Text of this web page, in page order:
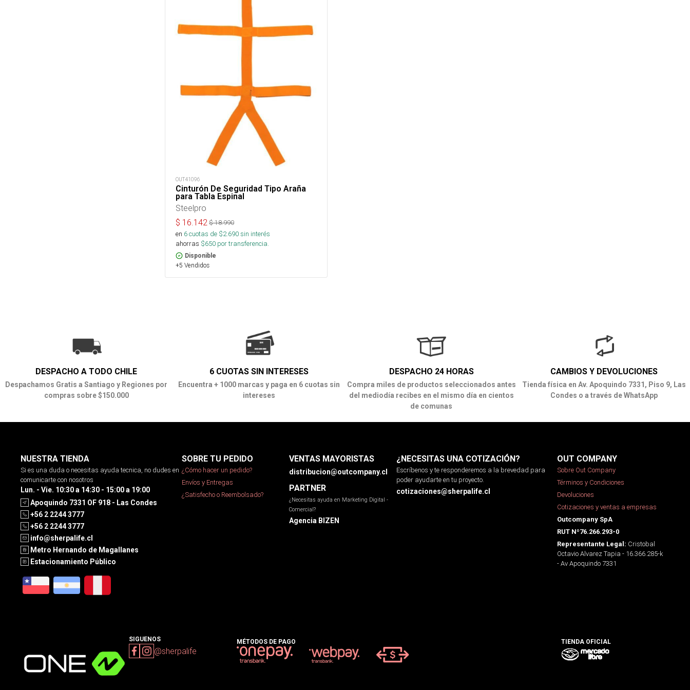
OUT41096
Cinturón De Seguridad Tipo Araña
para Tabla Espinal
Steelpro
$ 16.142 $18.990
en 6cuotas de $2.690sin interés
ahorras $650 por transferencia.
Disponible
+5 Vendidos
DESPACHO A TODO CHILE
Despachamos Gratis a Santiago y Regiones por
compras sobre $150.000
6 CUOTAS SIN INTERESES
Encuentra + 1000 marcas y paga en 6 cuotas sin
intereses
DESPACHO 24 HORAS
Compra miles de productos seleccionados antes
del mediodía recibes en el mismo día en cientos
de comunas
CAMBIOS Y DEVOLUCIONES
Tienda física en Av. Apoquindo 7331, Piso 9, Las
Condes o a través de WhatsApp
NUESTRA TIENDA
Si es una duda o necesitas ayuda tecnica, no dudes en
comunicarte con nosotros
Lun. - Vie. 10:30 a 14:30 - 15:00 a 19:00
Apoquindo 7331 OF 918 - Las Condes
+56 2 2244 3777
+56 2 2244 3777
info@sherpalife.cl
Metro Hernando de Magallanes
Estacionamiento Público
SOBRE TU PEDIDO
¿Cómo hacer un pedido?
Envíos y Entregas
¿Satisfecho o Reembolsado?
VENTAS MAYORISTAS
distribucion@outcompany.cl
PARTNER
¿Necesitas ayuda en Marketing Digital -
Comercial?
Agencia BIZEN
¿NECESITAS UNA COTIZACIÓN?
Escríbenos y te responderemos a la brevedad para
poder ayudarte en tu proyecto.
cotizaciones@sherpalife.cl
OUT COMPANY
Sobre Out Company
Términos y Condiciones
Devoluciones
Cotizaciones y ventas a empresas
Outcompany SpA
RUT Nº76.266.293-0
Representante Legal: Cristobal
Octavio Alvarez Tapia - 16.366.285-k
- Av Apoquindo 7331
SIGUENOS
@sherpalife
MÉTODOS DE PAGO TIENDA OFICIAL